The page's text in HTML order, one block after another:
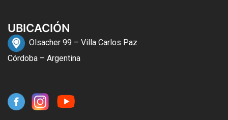
UBICACIÓN
Olsacher 99 – Villa Carlos Paz
Córdoba – Argentina